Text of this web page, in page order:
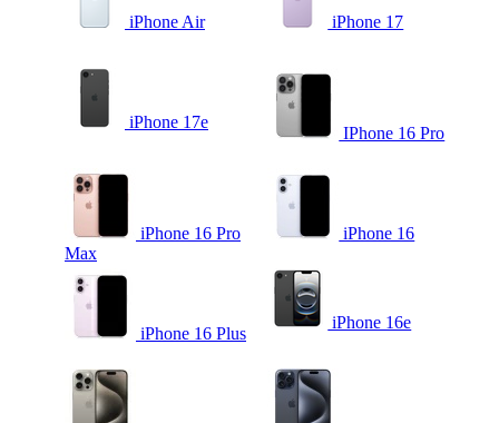
iPhone Air iPhone 17
iPhone 17e
IPhone 16 Pro
iPhone 16 Pro
Max
iPhone 16
iPhone 16 Plus
iPhone 16e